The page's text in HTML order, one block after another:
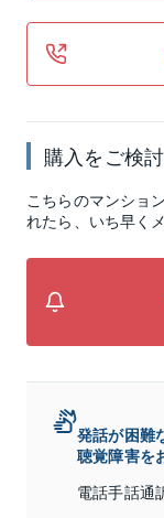
購入をご検
こちらのマンショ
れたら、いち早く
発話が困難
聴覚障害を
電話手話通